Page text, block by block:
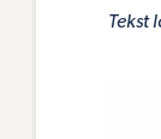
Tekst